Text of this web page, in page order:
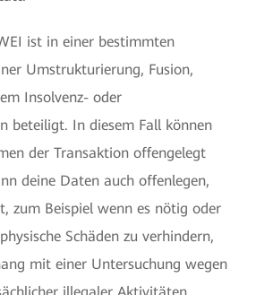
ist in einer bestimmten
Umstrukturierung, Fusion,
Insolvenz- oder
beteiligt. In diesem Fall können
der Transaktion offengelegt
deine Daten auch offenlegen,
zum Beispiel wenn es nötig oder
Schäden zu verhindern,
mit einer Untersuchung wegen